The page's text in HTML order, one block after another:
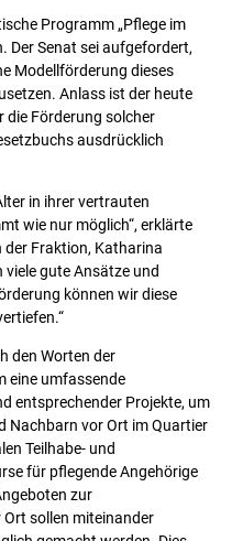
Programm „Pflege im
Der Senat sei aufgefordert,
Modellförderung dieses
Anlass ist der heute
die Förderung solcher
ausdrücklich
in ihrer vertrauten
wie nur möglich“, erklärte
der Fraktion, Katharina
viele gute Ansätze und
können wir diese
den Worten der
eine umfassende
entsprechender Projekte, um
Nachbarn vor Ort im Quartier
Teilhabe- und
für pflegende Angehörige
zur
sollen miteinander